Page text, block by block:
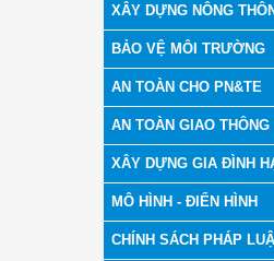
XÂY DỰNG NÔNG
BẢO VỆ MÔI TRƯỜNG
AN TOÀN CHO PN&TE
AN TOÀN GIAO THÔNG
XÂY DỰNG GIA ĐÌNH
MÔ HÌNH - ĐIỂN HÌNH
CHÍNH SÁCH PHÁP